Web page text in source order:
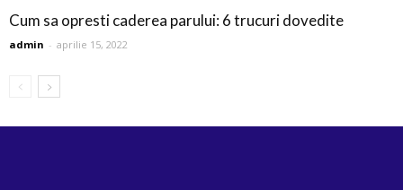
Cum sa opresti caderea parului: 6 trucuri dovedite
admin - aprilie 15, 2022